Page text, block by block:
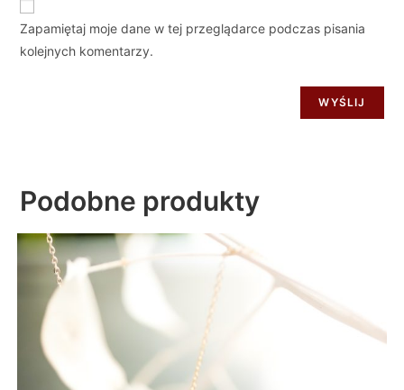
Zapamiętaj moje dane w tej przeglądarce podczas pisania
kolejnych komentarzy.
Podobne produkty